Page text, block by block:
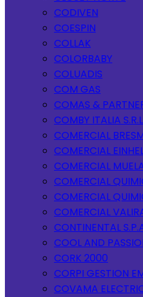
CODIVEN
COESPIN
COLLAK
COLORBABY
COLUADIS
COM GAS
COMAS &
COMBY ITALIA
COMERCIAL
COMERCIAL
COMERCIAL
COMERCIAL
COMERCIAL
COMERCIAL
CONTINENTAL
COOL AND
CORK 2000
CORPI GESTION
COVAMA